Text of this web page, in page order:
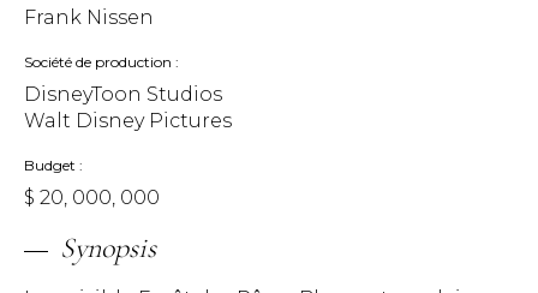
Frank Nissen
Société de production
DisneyToon Studios
Walt Disney Pictures
Budget
$ 20, 000, 000
Synopsis